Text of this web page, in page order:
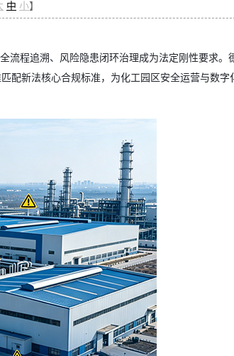
中 小】
流程追溯、风险隐患闭环治理成为法定刚性要求。
配新法核心合规标准，为化工园区安全运营与数字